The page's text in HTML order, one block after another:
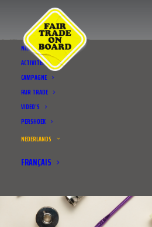
NIEUWS
ACTIVITEITEN
CAMPAGNE
FAIR TRADE
VIDEO’S
PERSHOEK
NEDERLANDS
FRANÇAIS